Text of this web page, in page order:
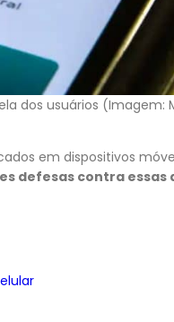
dos usuários (Imagem:
em dispositivos
defesas contra essas